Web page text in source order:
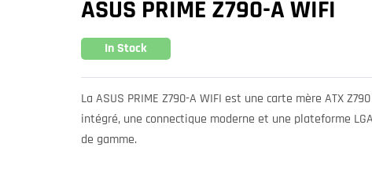
ASUS PRIME Z790-A WIFI
In Stock
La ASUS PRIME Z790-A WIFI est une carte mère ATX
intégré, une connectique moderne et une plateforme
de gamme.